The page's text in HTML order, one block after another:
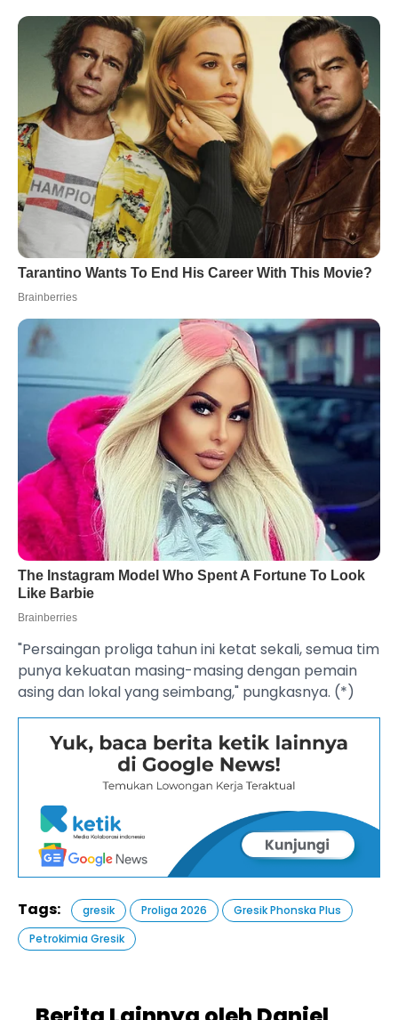
"Persaingan proliga tahun ini ketat sekali, semua tim
punya kekuatan masing-masing dengan pemain
asing dan lokal yang seimbang," pungkasnya. (*)
Tags: gresik Proliga 2026
Gresik Phonska Plus
Petrokimia Gresik